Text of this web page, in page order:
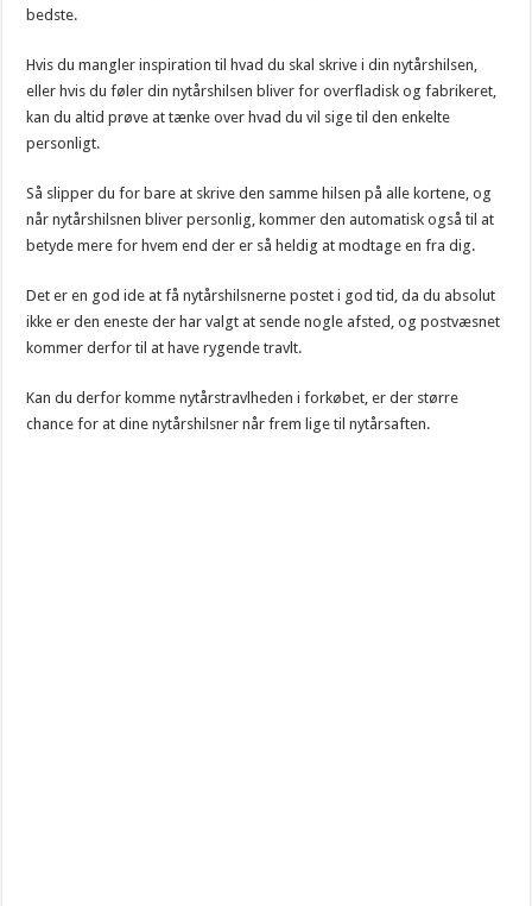
bedste.
Hvis du mangler inspiration til hvad du skal skrive i din nytårshilsen,
eller hvis du føler din nytårshilsen bliver for overfladisk og fabrikeret,
kan du altid prøve at tænke over hvad du vil sige til den enkelte
personligt.
Så slipper du for bare at skrive den samme hilsen på alle kortene, og
når nytårshilsnen bliver personlig, kommer den automatisk også til at
betyde mere for hvem end der er så heldig at modtage en fra dig.
Det er en god ide at få nytårshilsnerne postet i god tid, da du absolut
ikke er den eneste der har valgt at sende nogle afsted, og postvæsnet
kommer derfor til at have rygende travlt.
Kan du derfor komme nytårstravlheden i forkøbet, er der større
chance for at dine nytårshilsner når frem lige til nytårsaften.